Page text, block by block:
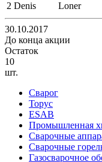
2 Denis Loner
30.10.2017
До конца акции
Остаток
10
шт.
Сварог
Торус
ESAB
Промышленная
Сварочные
Сварочные
Газосварочное